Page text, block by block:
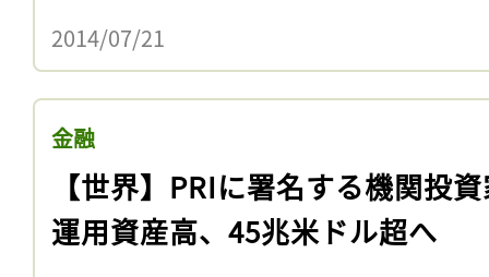
2014/07/21
金融
【世界】PRIに署名する機関投
運用資産高、45兆米ドル超へ